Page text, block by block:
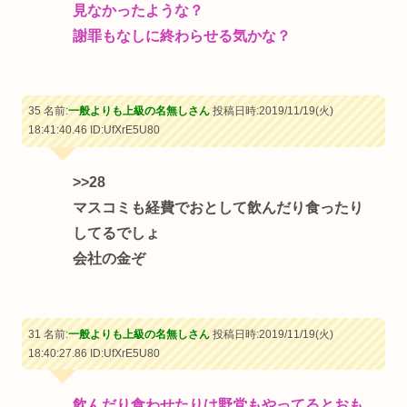
見なかったような？
謝罪もなしに終わらせる気かな？
35 名前:一般よりも上級の名無しさん投稿日時:2019/11/19(火)
18:41:40.46ID:UfXrE5U80
>>28
マスコミも経費でおとして飲んだり食ったり
してるでしょ
会社の金ぞ
31 名前:一般よりも上級の名無しさん投稿日時:2019/11/19(火)
18:40:27.86ID:UfXrE5U80